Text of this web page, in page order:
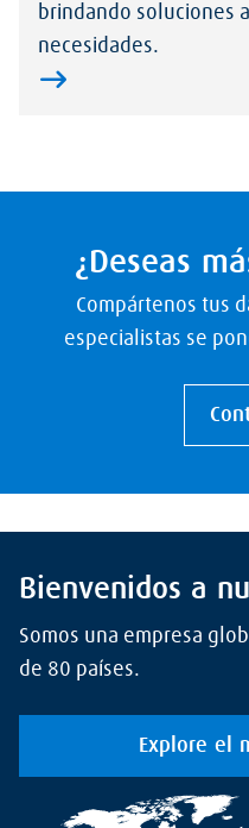
brindando soluciones
necesidades.
¿Deseas
Compártenos tus
especialistas se
Bienvenidos a
Somos una empresa
de 80 países.
Explore el